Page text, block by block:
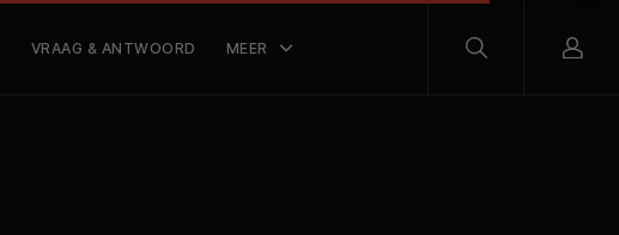
VRAAG & ANTWOORD MEER